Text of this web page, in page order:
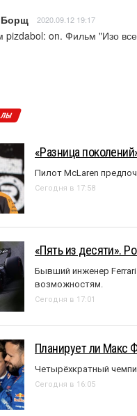
Борщ 2020.09.12 19:17
pizdabol: on. Фильм "Изо
«Разница
Пилот McLaren
Сегодня в 17:58
«Пять из десяти».
Бывший инженер Ferrari
возможностям.
Сегодня в 17:01
Планирует ли Макс
Четырёхкратный
Сегодня в 16:05